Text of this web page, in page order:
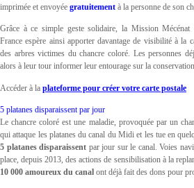
imprimée et envoyée gratuitement à la personne de son
Grâce à ce simple geste solidaire, la Mission Mécénat
France espère ainsi apporter davantage de visibilité à la
des arbres victimes du chancre coloré. Les personnes
alors à leur tour informer leur entourage sur la
Accéder à la plateforme pour créer votre carte postale
5 platanes disparaissent par jour
Le chancre coloré est une maladie, provoquée par un
qui attaque les platanes du canal du Midi et les tue en
5 platanes disparaissent par jour sur le canal. Voies
place, depuis 2013, des actions de sensibilisation à la
10 000 amoureux du canal ont déjà fait des dons pour